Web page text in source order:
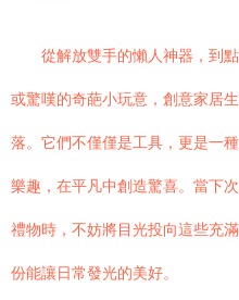
從解放雙手的懶人神器，到
或驚嘆的奇葩小玩意，創意家居
落。它們不僅僅是工具，更是一
樂趣，在平凡中創造驚喜。當下
禮物時，不妨將目光投向這些充
份能讓日常發光的美好。